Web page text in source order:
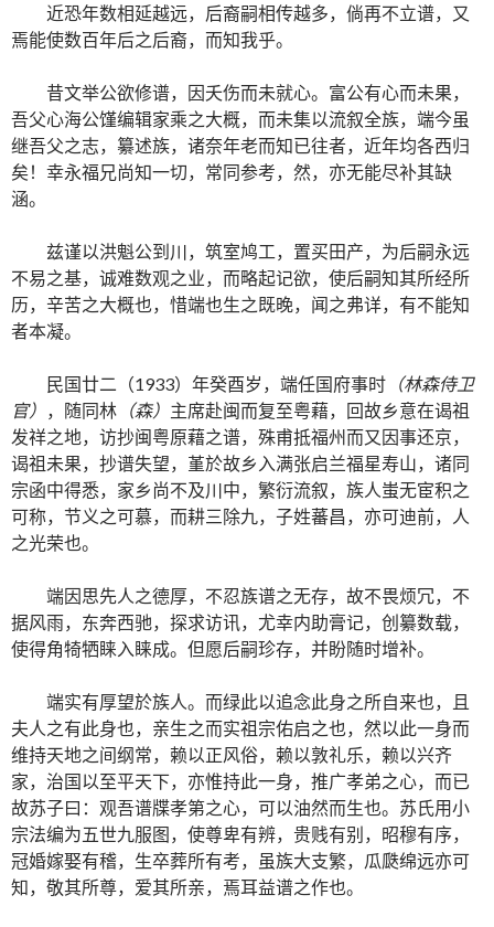
近恐年数相延越远，后裔嗣相传越多，倘再不立谱，又
焉能使数百年后之后裔，而知我乎。
昔文举公欲修谱，因夭伤而未就心。富公有心而未果，
吾父心海公馑编辑家乘之大概，而未集以流叙全族，端今虽
继吾父之志，纂述族，诸奈年老而知已往者，近年均各西归
矣！幸永福兄尚知一切，常同参考，然，亦无能尽补其缺
涵。
兹谨以洪魁公到川，筑室鸠工，置买田产，为后嗣永远
不易之基，诚难数观之业，而略起记欲，使后嗣知其所经所
历，辛苦之大概也，惜端也生之既晚，闻之弗详，有不能知
者本凝。
民国廿二（1933）年癸酉岁，端任国府事时 （林森侍卫
官） ，随同林 （森） 主席赴闽而复至粤藉，回故乡意在谒祖
发祥之地，访抄闽粤原藉之谱，殊甫抵福州而又因事还京，
谒祖未果，抄谱失望，堇於故乡入满张启兰福星寿山，诸同
宗函中得悉，家乡尚不及川中，繁衍流叙，族人蚩无宦积之
可称，节义之可慕，而耕三除九，子姓蕃昌，亦可迪前，人
之光荣也。
端因思先人之德厚，不忍族谱之无存，故不畏烦冗，不
据风雨，东奔西驰，探求访讯，尤幸内助膏记，创纂数载，
使得角犄牺睐入睐成。但愿后嗣珍存，并盼随时增补。
端实有厚望於族人。而绿此以追念此身之所自来也，且
夫人之有此身也，亲生之而实祖宗佑启之也，然以此一身而
维持天地之间纲常，赖以正风俗，赖以敦礼乐，赖以兴齐
家，治国以至平天下，亦惟持此一身，推广孝弟之心，而已
故苏子曰：观吾谱牒孝第之心，可以油然而生也。苏氏用小
宗法编为五世九服图，使尊卑有辨，贵贱有别，昭穆有序，
冠婚嫁娶有稽，生卒葬所有考，虽族大支繁，瓜瓞绵远亦可
知，敬其所尊，爱其所亲，焉耳益谱之作也。